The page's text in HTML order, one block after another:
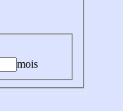
mois